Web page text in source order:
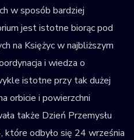
w sposób bardziej
jest istotne biorąc pod
na Księżyc w najbliższym
i wiedza o
istotne przy tak dużej
orbicie i powierzchni
także Dzień Przemysłu
które odbyło się 24 września